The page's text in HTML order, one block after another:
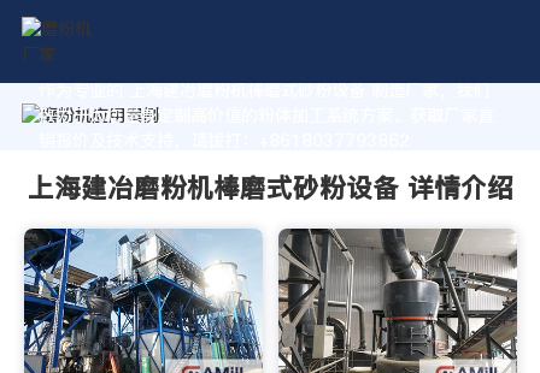
作为专业的 上海建冶磨粉机棒磨式砂粉设备 制造厂家，我们
致力于为您量身定制高价值的粉体加工系统方案。获取厂家直
上海建冶磨粉机棒磨式砂粉设备 详情介绍